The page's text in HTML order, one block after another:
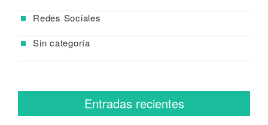
Redes Sociales
Sin categoría
Entradas recientes